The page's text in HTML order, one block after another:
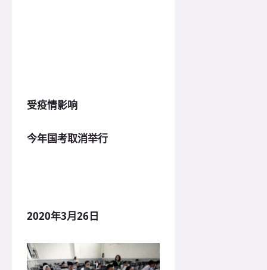
受疫情影响
今年国考取消举行
2020年3月26日